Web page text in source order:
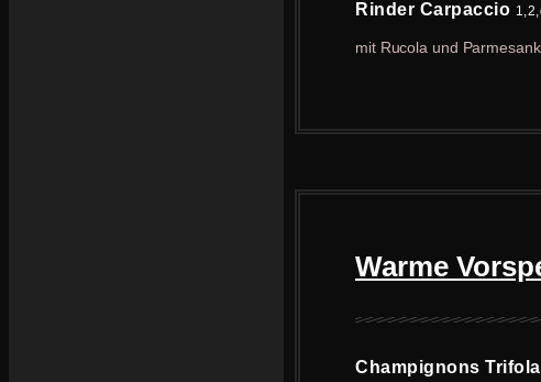
Rinder Carpaccio
mit Rucola und
Warme
Champignons